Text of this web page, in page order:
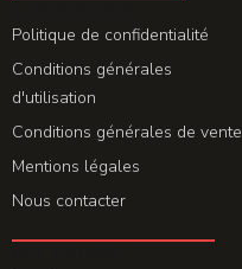
Politique de confidentialité
Conditions générales
d'utilisation
Conditions générales de vente
Mentions légales
Nous contacter